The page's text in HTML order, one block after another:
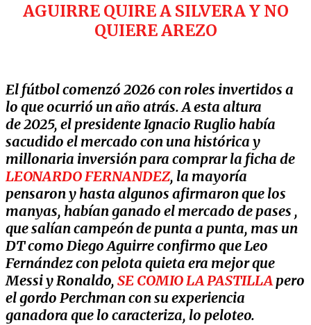
AGUIRRE QUIRE A SILVERA Y NO
QUIERE AREZO
El fútbol comenzó 2026 con roles invertidos a
lo que ocurrió un año atrás. A esta altura
de 2025, el presidente Ignacio Ruglio había
sacudido el mercado con una histórica y
millonaria inversión para comprar la ficha de
LEONARDO FERNANDEZ, la mayoría
pensaron y hasta algunos afirmaron que los
manyas, habían ganado el mercado de pases ,
que salían campeón de punta a punta, mas un
DT como Diego Aguirre confirmo que Leo
Fernández con pelota quieta era mejor que
Messi y Ronaldo, SE COMIO LA PASTILLApero
el gordo Perchman con su experiencia
ganadora que lo caracteriza, lo peloteo.